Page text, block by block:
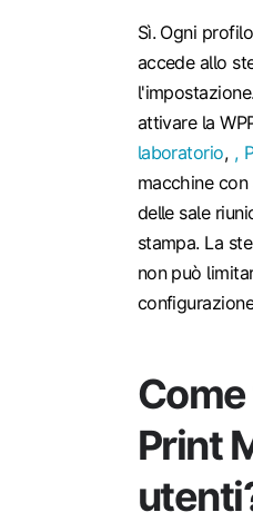
Sì. Ogni
accede allo
attivare la
laboratorio, ,
macchine
delle sale
stampa. La
non può
Print